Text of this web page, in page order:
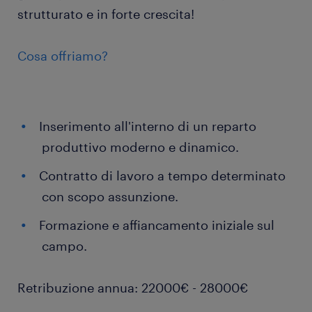
strutturato e in forte crescita!
Cosa offriamo?
Inserimento all'interno di un reparto
produttivo moderno e dinamico.
Contratto di lavoro a tempo determinato
con scopo assunzione.
Formazione e affiancamento iniziale sul
campo.
Retribuzione annua: 22000€ - 28000€